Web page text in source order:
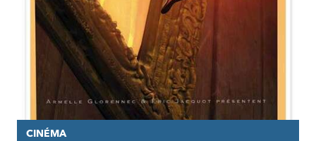
CINÉMA